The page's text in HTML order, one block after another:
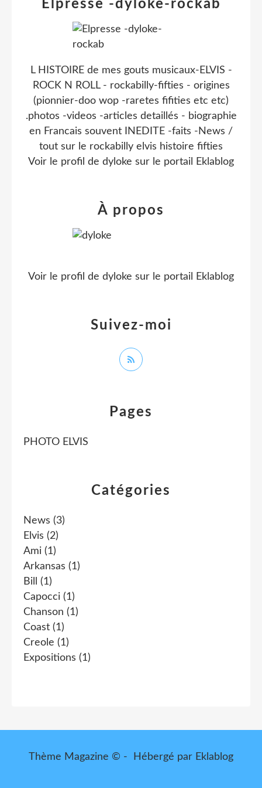
Catégories
News (3)
Elvis (2)
Ami (1)
Arkansas (1)
Bill
(1)
Capocci (1)
Chanson (1)
Coast (1)
Creole (1)
Expositions (1)
Pages
PHOTO ELVIS
Elpresse -dyloke-rockab
L HISTOIRE de mes gouts musicaux-ELVIS -
ROCK N ROLL - rockabilly-fifties - origines
(pionnier-doo wop -raretes fifities etc etc)
.photos -videos -articles detaillés - biographie
en Francais souvent INEDITE -faits -News /
tout sur le rockabilly elvis histoire fifties
Voir le profil de dyloke sur le portail Eklablog
Suivez-moi
À propos
Voir le profil de dyloke sur le portail Eklablog
Thème Magazine © - Hébergé par Eklablog